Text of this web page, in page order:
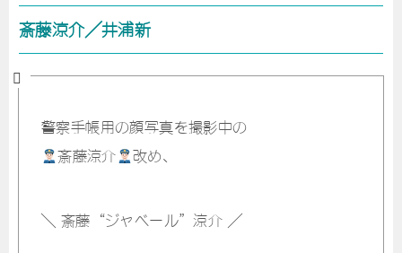
斎藤涼介／井浦新
警察手帳用の顔写真を撮影中の
斎藤涼介
改め、
＼ 斎藤“ジャベール”涼介 ／